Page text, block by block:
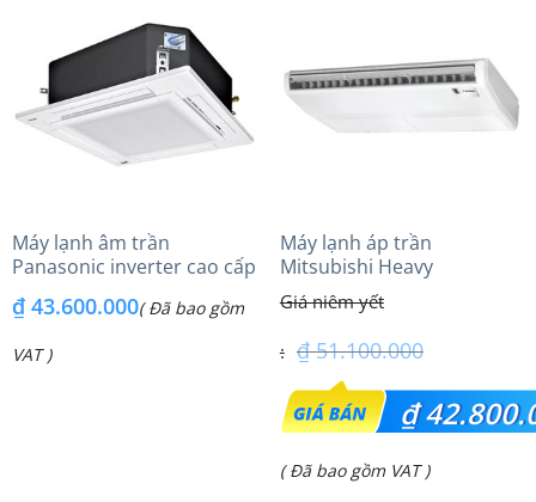
₫ 56.500.000.
₫ 43.600.000.
Máy lạnh âm trần
Panasonic inverter cao cấp
(6.0Hp) S-3448PU3HA/U-
48PRH1H8 – 3 Pha
₫43.600.000( Đã bao gồm
VAT )
Máy lạnh áp trần
Mitsubishi Heavy
FDE100VG (4.0Hp) Cao cấp
– 3 Pha
₫51.100.000
Giá
gốc
là:
₫
Giá
( Đã bao gồm VAT )